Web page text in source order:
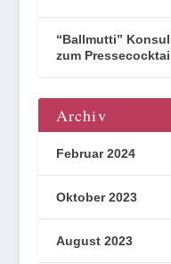
“Ballmutti”
zum
Archiv
Februar 2024
Oktober 2023
August 2023